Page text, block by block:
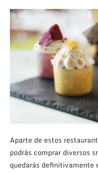
Aparte de estos
podrás comprar diversos
quedarás definitivamente